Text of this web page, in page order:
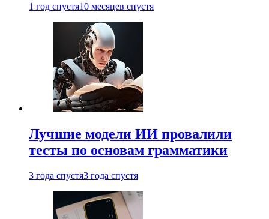
1 год спустя10 месяцев спустя
Лучшие модели ИИ провалили
тесты по основам грамматики
3 года спустя3 года спустя